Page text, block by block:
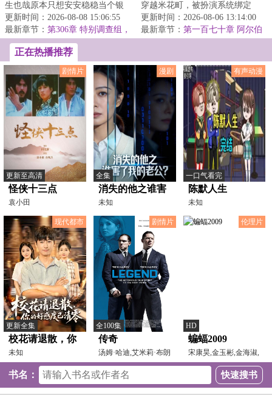
生也哉原本只想安安稳稳当个银
行职员，攒钱还债，顺便混到退
休。结果没想到...
更新时间：2026-08-08 15:06:55
最新章节： 第306章 特别调查组，
出击！！【求月票】
穿越米花町，被扮演系统绑定
了，让我扮演工藤新一，还要破
案。看在扮演附送...
更新时间：2026-08-06 13:14:00
最新章节： 第一百七十章 阿尔伯
正在热播推荐
剧情片
更新至高清
怪侠十三点
袁小田
漫剧
全集
消失的他之谁害
了我的老公？
未知
有声动漫
一口气看完
陈默人生
未知
现代都市
更新全集
校花请退散，你
的好感度已清零
未知
剧情片
全100集
传奇
汤姆·哈迪,艾米莉·布朗
宁,克里斯托弗·埃
伦理片
HD
蝙蝠2009
宋康昊,金玉彬,金海淑,
申河均,朴仁焕,宋永
书名：